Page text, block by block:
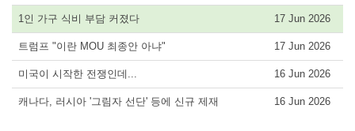
1인 가구 식비 부담 커졌다 17 Jun 2026
트럼프 "이란 MOU 최종안 아냐" 17 Jun 2026
미국이 시작한 전쟁인데... 16 Jun 2026
캐나다, 러시아 '그림자 선단' 등에 신규 제재 16 Jun 2026